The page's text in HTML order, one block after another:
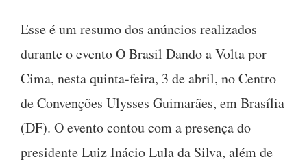
Esse é um resumo dos anúncios realizados
durante o evento O Brasil Dando a Volta por
Cima, nesta quinta-feira, 3 de abril, no Centro
de Convenções Ulysses Guimarães, em Brasília
(DF). O evento contou com a presença do
presidente Luiz Inácio Lula da Silva, além de